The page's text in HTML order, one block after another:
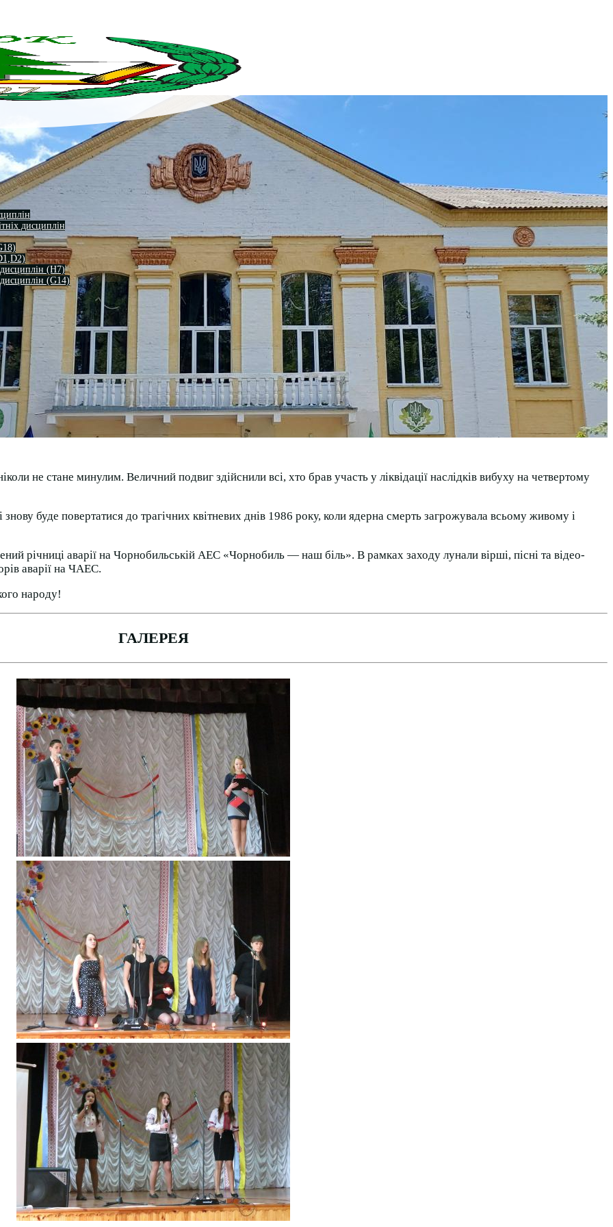
дисциплін
(H7)
(G14)
не стане минулим. Величний подвиг здійснили всі, хто брав участь у ліквідації наслідків вибуху на четвертому
буде повертатися до трагічних квітневих днів 1986 року, коли ядерна смерть загрожувала всьому живому і
річниці аварії на Чорнобильській АЕС «Чорнобиль — наш біль». В рамках заходу лунали вірші, пісні та відео-
аварії на ЧАЕС.
народу!
ГАЛЕРЕЯ